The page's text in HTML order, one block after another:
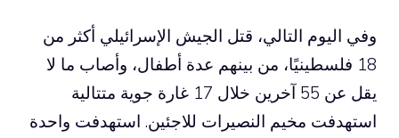
وفي اليوم التالي، قتل الجيش الإسرائيلي أكثر من
18 فلسطينيًا، من بينهم عدة أطفال، وأصاب ما لا
يقل عن 55 آخرين خلال 17 غارة جوية متتالية
استهدفت مخيم النصيرات للاجئين. استهدفت واحدة